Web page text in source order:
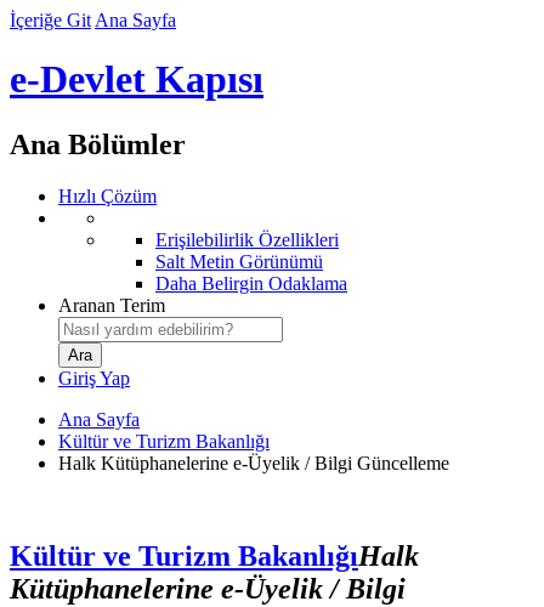
İçeriğe Git Ana Sayfa
e-Devlet Kapısı
Ana Bölümler
Hızlı Çözüm
Erişilebilirlik Özellikleri
Salt Metin Görünümü
Daha Belirgin Odaklama
Aranan Terim
Giriş Yap
Ana Sayfa
Kültür ve Turizm Bakanlığı
Halk Kütüphanelerine e-Üyelik / Bilgi Güncelleme
Kültür ve Turizm BakanlığıHalk
Kütüphanelerine e-Üyelik / Bilgi